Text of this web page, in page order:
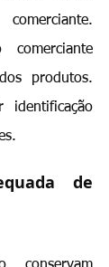
produtos.
identificação
de